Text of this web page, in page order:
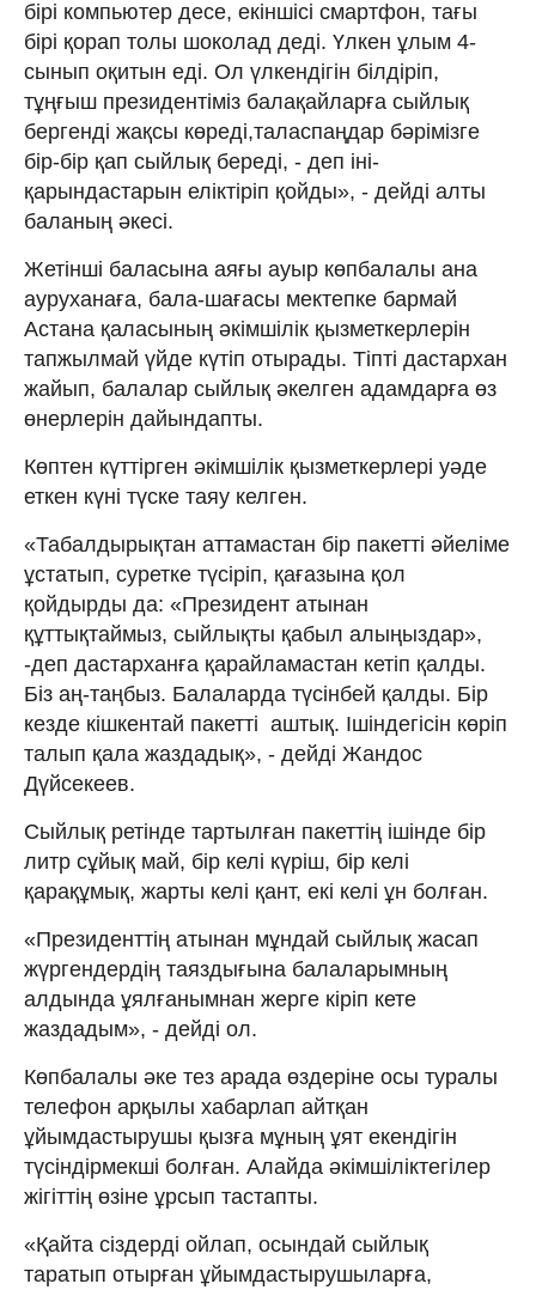
бірі компьютер десе, екіншісі смартфон, тағы
бірі қорап толы шоколад деді. Үлкен ұлым 4-
сынып оқитын еді. Ол үлкендігін білдіріп,
тұңғыш президентіміз балақайларға сыйлық
бергенді жақсы көреді,таласпаңдар бәрімізге
бір-бір қап сыйлық береді, - деп іні-
қарындастарын еліктіріп қойды», - дейді алты
баланың әкесі.
Жетінші баласына аяғы ауыр көпбалалы ана
ауруханаға, бала-шағасы мектепке бармай
Астана қаласының әкімшілік қызметкерлерін
тапжылмай үйде күтіп отырады. Тіпті дастархан
жайып, балалар сыйлық әкелген адамдарға өз
өнерлерін дайындапты.
Көптен күттірген әкімшілік қызметкерлері уәде
еткен күні түске таяу келген.
«Табалдырықтан аттамастан бір пакетті әйеліме
ұстатып, суретке түсіріп, қағазына қол
қойдырды да: «Президент атынан
құттықтаймыз, сыйлықты қабыл алыңыздар»,
-деп дастарханға қарайламастан кетіп қалды.
Біз аң-таңбыз. Балаларда түсінбей қалды. Бір
кезде кішкентай пакетті аштық. Ішіндегісін көріп
талып қала жаздадық», - дейді Жандос
Дүйсекеев.
Сыйлық ретінде тартылған пакеттің ішінде бір
литр сұйық май, бір келі күріш, бір келі
қарақұмық, жарты келі қант, екі келі ұн болған.
«Президенттің атынан мұндай сыйлық жасап
жүргендердің таяздығына балаларымның
алдында ұялғанымнан жерге кіріп кете
жаздадым», - дейді ол.
Көпбалалы әке тез арада өздеріне осы туралы
телефон арқылы хабарлап айтқан
ұйымдастырушы қызға мұның ұят екендігін
түсіндірмекші болған. Алайда әкімшіліктегілер
жігіттің өзіне ұрсып тастапты.
«Қайта сіздерді ойлап, осындай сыйлық
таратып отырған ұйымдастырушыларға,